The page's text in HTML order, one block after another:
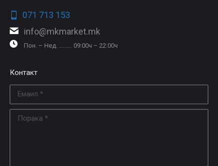
071 713 153
info@mkmarket.mk
Пон. – Нед. ……… 09:00ч – 22:00ч
Контакт